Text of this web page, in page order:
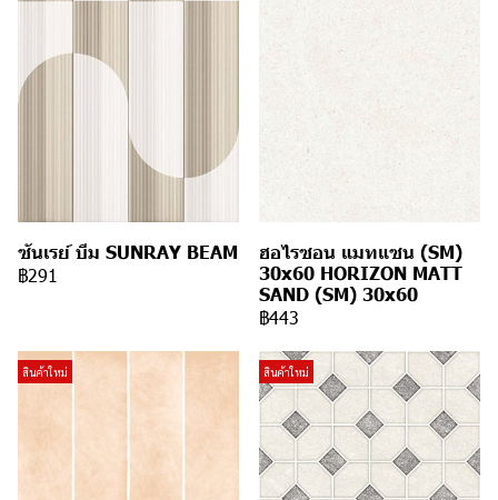
ซันเรย์ บีม SUNRAY BEAM
฿291
ฮอไรซอน แมทแซน (SM)
30x60 HORIZON MATT
SAND (SM) 30x60
฿443
สินค้าใหม่ สินค้าใหม่